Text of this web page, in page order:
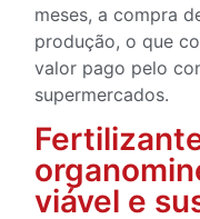
meses, a compra
produção, o que
valor pago pelo
supermercados.
viável e